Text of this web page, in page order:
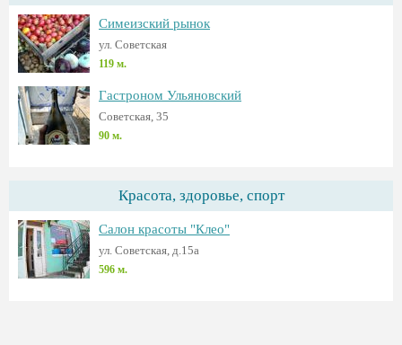
Симеизский рынок
ул. Советская
119 м.
Гастроном Ульяновский
Советская, 35
90 м.
Красота, здоровье, спорт
Салон красоты "Клео"
ул. Советская, д.15а
596 м.